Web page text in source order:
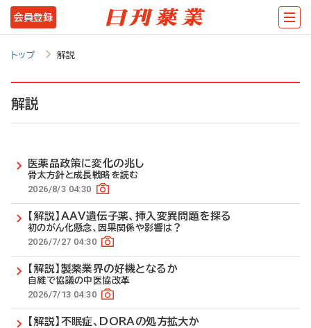
メ
イ
ン
テ
会員登録
トップ 解説
解説
医薬品政策に変化の兆し
骨太方針と成長戦略を読む
2026/8/3 04:30
【解説】AAV遺伝子薬、挿入変異問題を探る
初のがん化懸念、因果関係や影響は？
2026/7/27 04:30
【解説】製薬業界の好機となるか
自維で協議の中医協改革
2026/7/13 04:30
【解説】不眠症、DORAの処方拡大か